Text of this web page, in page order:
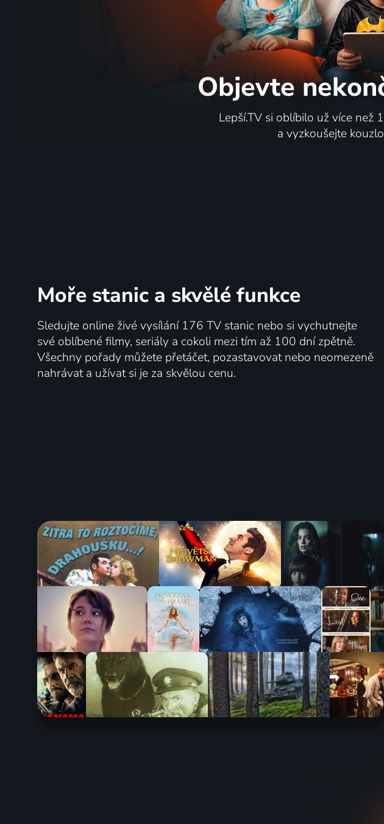
Objevte
Lepší.TV si oblíbilo už více než
a vyzkoušejte
Moře stanic a skvělé funkce
Sledujte online živé vysílání 176 TV stanic nebo si vychutnejte
své oblíbené filmy, seriály a cokoli mezi tím až 100 dní zpětně.
Všechny pořady můžete přetáčet, pozastavovat nebo neomezeně
nahrávat a užívat si je za skvělou cenu.